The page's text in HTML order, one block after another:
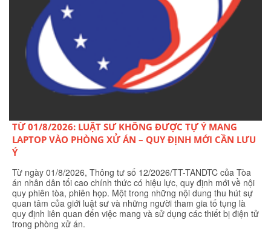
TỪ 01/8/2026: LUẬT SƯ KHÔNG ĐƯỢC TỰ Ý MANG
LAPTOP VÀO PHÒNG XỬ ÁN – QUY ĐỊNH MỚI CẦN LƯU
Ý
Từ ngày 01/8/2026, Thông tư số 12/2026/TT-TANDTC của Tòa
án nhân dân tối cao chính thức có hiệu lực, quy định mới về nội
quy phiên tòa, phiên họp. Một trong những nội dung thu hút sự
quan tâm của giới luật sư và những người tham gia tố tụng là
quy định liên quan đến việc mang và sử dụng các thiết bị điện tử
trong phòng xử án.